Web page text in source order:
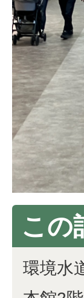
この
環境水